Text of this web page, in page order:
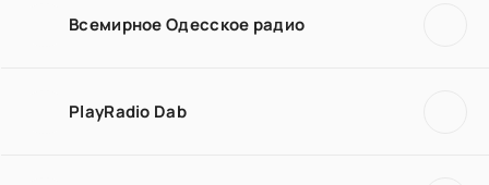
Всемирное Одесское радио
PlayRadio Dab